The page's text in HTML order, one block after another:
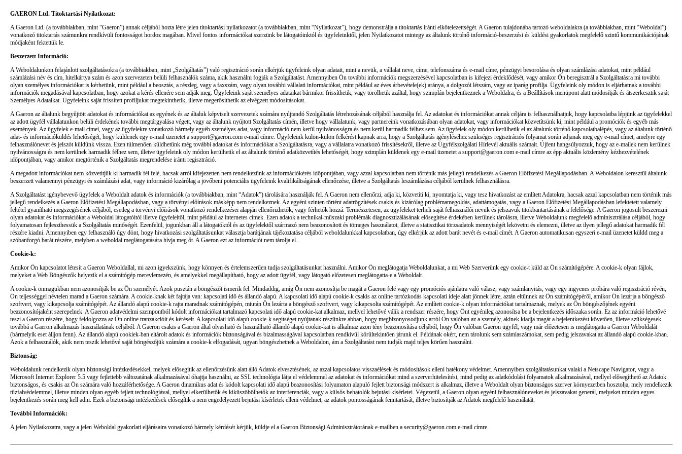
GAERON Ltd. Titoktartási Nyilatkozat:
A Gaeron Ltd. (a továbbiakban, mint “Gaeron”) annak céljából hozta létre jelen titoktartási nyilatkozatot (a továbbiakban, mint “Nyilatkozat”), hogy demonstrálja a titoktartás iránti elkötelezettségét. A Gaeron tulajdonába tartozó weboldalakra (a továbbiakban, mint “Weboldal”)
vonatkozó titoktartás számunkra rendkívüli fontosságot hordoz magában. Mivel fontos információkat szerzünk be látogatóinktól és ügyfeleinktől, jelen Nyilatkozatot mintegy az általunk történő információ-beszerzési és küldési gyakorlatok megfelelő szintű kommunikációjának
módjaként fektettük le.
Beszerzett Információ:
A Weboldalunkon felajánlott szolgáltatásokra (a továbbiakban, mint „Szolgáltatás”) való regisztráció során elkérjük ügyfeleink olyan adatait, mint a nevük, a vállalat neve, címe, telefonszáma és e-mail címe, pénzügyi besorolása és olyan számlázási adatokat, mint például
számlázási név és cím, hitelkártya szám és azon szervezeten belüli felhasználók száma, akik használni fogják a Szolgáltatást. Amennyiben Ön további információk megszerzésével kapcsolatban is kifejezi érdeklődését, vagy amikor Ön beregisztrál a Szolgáltatásra mi további
olyan személyes információkat is kérhetünk, mint például a beosztás, a részleg, vagy a faxszám, vagy olyan további vállalati információkat, mint például az éves árbevétele(ek) aránya, a dolgozói létszám, vagy az iparág profilja. Ügyfeleink oly módon is eljárhatnak a további
információk megadásával kapcsolatban, hogy azokat a kérés ellenére sem adják meg. Ügyfeleink saját személyes adataikat bármikor frissíthetik, vagy törölhetik azáltal, hogy szimplán bejelentkeznek a Weboldalra, és a Beállítások menüpont alatt módosítják és átszerkesztik saját
Személyes Adataikat. Ügyfeleink saját frissített profiljukat megtekinthetik, illetve megerősíthetik az elvégzett módosításokat.
A Gaeron az általunk begyűjtött adatokat és információkat az egyének és az általuk képviselt szervezetek számára nyújtandó Szolgáltatás létrehozásának céljából használja fel. Az adatokat és információkat annak céljára is felhasználhatjuk, hogy kapcsolatba lépjünk az ügyfelekkel
az adott ügyfél vállalatunkon belüli érdekének további megtárgyalása végett, vagy az általunk nyújtott Szolgáltatás címén, illetve hogy vállalatunk, vagy partnereink vonatkozásában olyan adatokat, vagy információkat közvetítsünk ki, mint például a promóciók és egyéb más
események. Az ügyfelek e-mail címei, vagy az ügyfelekre vonatkozó bármely egyéb személyes adat, vagy információ nem kerül nyilvánosságra és nem kerül harmadik félhez sem. Az ügyfelek oly módon kerülhetik el az általunk történő kapcsolatbalépés, vagy az általunk történő
adat- és információküldés lehetőségét, hogy küldenek egy e-mail üzenetet a support@gaeron.com e-mail címre. Ügyfeleink külön-külön felkérést kapnak arra, hogy a Szolgáltatás igényléséhez szükséges regisztrációs folyamat során adjanak meg egy e-mail címet, amelyre egy
felhasználónevet és jelszót küldünk vissza. Ezen túlmenően küldhetünk még további adatokat és információkat a Szolgáltatásra, vagy a vállalatra vonatkozó frissítésekről, illetve az Ügyfélszolgálati Hírlevél aktuális számait. Újfent hangsúlyozzuk, hogy az e-mailek nem kerülnek
nyilvánosságra és nem kerülnek harmadik félhez sem, illetve ügyfeleink oly módon kerülhetik el az általunk történő adatközvetítés lehetőségét, hogy szimplán küldenek egy e-mail üzenetet a support@gaeron.com e-mail címre az épp aktuális közlemény kézhezvételének
időpontjában, vagy amikor megtörténik a Szolgáltatás megrendelése iránti regisztráció.
A megadott információkat nem közvetítjük ki harmadik fél felé, hacsak arról kifejezetten nem rendelkezünk az információkérés időpontjában, vagy azzal kapcsolatban nem történik más jellegű rendelkezés a Gaeron Előfizetési Megállapodásban. A Weboldalon keresztül általunk
beszerzett valamennyi pénzügyi és számlázási adat, vagy információ kizárólag a jövőbeni potenciális ügyfeleink kvalifikáltságának ellenőrzése, illetve a Szolgáltatás leszámlázása céljából kerülnek felhasználásra.
A Szolgáltatást igénybevevő ügyfelek a Weboldalt adatok és információk (a továbbiakban, mint “Adatok”) tárolására használják fel. A Gaeron nem ellenőrzi, adja ki, közvetíti ki, nyomtatja ki, vagy tesz hivatkozást az említett Adatokra, hacsak azzal kapcsolatban nem történik más
jellegű rendelkezés a Gaeron Előfizetési Megállapodásban, vagy a törvényi előírások másképp nem rendelkeznek. Az egyéni szinten történt adatrögzítések csakis és kizárólag problémamegoldás, adattámogatás, vagy a Gaeron Előfizetési Megállapodásban lefektetett valamely
feltétel gyanítható megszegésének céljából, esetleg a törvényi előírások vonatkozó rendelkezései alapján ellenőrizhetők, vagy férhetők hozzá. Természetesen, az ügyfeleket terheli saját felhasználói nevük és jelszavuk titokbantartásának a felelősége. A Gaeron jogosult beszerezni
olyan adatokat és információkat a Weboldal látogatóitól illetve ügyfeleitől, mint például az internetes címek. Ezen adatok a technikai-műszaki problémák diagnosztizálásának elősegítése érdekében kerülnek tárolásra, illetve Weboldalunk megfelelő adminisztrálása céljából, hogy
folyamatosan fejleszthessük a Szolgáltatás minőségét. Ezenfelül, jogunkban áll a látogatóktól és az ügyfelektől származó nem beazonosított és tömeges használatot, illetve a statisztikai törzsadatok mennyiségét lekövetni és elemezni, illetve az ilyen jellegű adatokat harmadik fél
részére kiadni. Amennyiben egy felhasználó úgy dönt, hogy hivatkozási szolgáltatásunkat választja barátjának tájékoztatása céljából weboldalunkkal kapcsolatban, úgy elkérjük az adott barát nevét és e-mail címét. A Gaeron automatikusan egyszeri e-mail üzenetet küldd meg a
szóbanforgó barát részére, melyben a weboldal meglátogatására hívja meg őt. A Gaeron ezt az információt nem tárolja el.
Cookie-k:
Amikor Ön kapcsolatot létesít a Gaeron Weboldallal, mi azon igyekszünk, hogy könnyen és értelemszerűen tudja szolgáltatásunkat használni. Amikor Ön meglátogatja Weboldalunkat, a mi Web Szerverünk egy cookie-t küld az Ön számítógépére. A cookie-k olyan fájlok,
melyeket a Web Böngészők helyezik el a számítógép merevlemezén, és amelyekkel megállapítható, hogy az adott ügyfél, vagy látogató előzetesen meglátogatta-e a Weboldalt.
A cookie-k önmagukban nem azonosítják be az Ön személyét. Azok pusztán a böngészőt ismerik fel. Mindaddig, amíg Ön nem azonosítja be magát a Gaeron felé vagy egy promóciós ajánlatra való válasz, vagy számlanyitás, vagy egy ingyenes próbára való regisztráció révén,
Ön teljességgel névtelen marad a Gaeron számára. A cookie-knak két fajtája van: kapcsolati idő és állandó alapú. A kapcsolati idő alapú cookie-k csakis az online tartózkodás kapcsolati ideje alatt jönnek létre, aztán eltűnnek az Ön számítógépéről, amikor Ön lezárja a böngésző
szoftvert, vagy kikapcsolja számítógépét. Az állandó alapú cookie-k rajta maradnak számítógépén, miután Ön lezárta a böngésző szoftvert, vagy kikapcsolta számítógépét. Az említett cookie-k olyan információkat tartalmaznak, melyek az Ön böngészőjének egyéni
beazonosítójaként szerepelnek. A Gaeron adatvédelmi szempontból kódolt információkat tartalmazó kapcsolati idő alapú cookie-kat alkalmaz, mellyel lehetővé válik a rendszer részére, hogy Önt egyénileg azonosítsa be a bejelentkezés időszaka során. Ez az információ lehetővé
teszi a Gaeron részére, hogy feldolgozza az Ön online tranzakcióit és kéréseit. A kapcsolati idő alapú cookie-k segítséget nyújtanak részünkre abban, hogy megbizonyosodjunk arról Ön valóban az a személy, akinek kiadja magát a bejelentkezést követően, illetve szükségesek
továbbá a Gaeron alkalmazás használatának céljából. A Gaeron csakis a Gaeron által olvasható és használható állandó alapú cookie-kat is alkalmaz azon tény beazonosítása céljából, hogy Ön valóban Gaeron ügyfél, vagy már előzetesen is meglátogatta a Gaeron Weboldalát
(bármelyik eset álljon fenn). Az állandó alapú cookiek-ban eltárolt adatok és információk biztonságával és bizalmasságával kapcsolatban rendkívül körültekintően járunk el. Példának okért, nem tárolunk sem számlaszámokat, sem pedig jelszavakat az állandó alapú cookie-kban.
Azok a felhasználók, akik nem teszik lehetővé saját böngészőjük számára a cookie-k elfogadását, ugyan böngészhetnek a Weboldalon, ám a Szolgáltatást nem tudják majd teljes körűen használni.
Biztonság:
Weboldalunk rendelkezik olyan biztonsági intézkedésekkel, melyek elősegítik az ellenőrzésünk alatt álló Adatok elvesztésének, az azzal kapcsolatos visszaélések és módosítások elleni hatékony védelmet. Amennyiben szolgáltatásunkat valaki a Netscape Navigator, vagy a
Microsoft Internet Explorer 5.5 vagy fejlettebb változatának alkalmazásával óhajtja használni, az SSL technológia látja el védelemmel az adatokat és információkat mind a szerverhitelesítési, mind pedig az adatkódolási folyamatok alkalmazásával, mellyel elősegíthető az Adatok
biztonságos, és csakis az Ön számára való hozzáférhetősége. A Gaeron dinamikus adat és kódolt kapcsolati idő alapú beazonosítási folyamaton alapuló fejlett biztonsági módszert is alkalmaz, illetve a Weboldalt olyan biztonságos szerver környezetben hosztolja, mely rendelkezik
tűzfalvédelemmel, illetve minden olyan egyéb fejlett technológiával, mellyel elkerülhetők és kiküszöbölhetők az interferenciák, vagy a külsős behatolók bejutási kísérletei. Végezetül, a Gaeron olyan egyéni felhasználóneveket és jelszavakat generál, melyeket minden egyes
bejelentkezés során meg kell adni. Ezek a biztonsági intézkedések elősegítik a nem engedélyezett bejutási kísérletek elleni védelmet, az adatok pontosságának fenntartását, illetve biztosítják az Adatok megfelelő használatát.
További Információk:
A jelen Nyilatkozatra, vagy a jelen Weboldal gyakorlati eljárásaira vonatkozó bármely kérdését kérjük, küldje el a Gaeron Biztonsági Adminisztrátorának e-mailben a security@gaeron.com e-mail címre.